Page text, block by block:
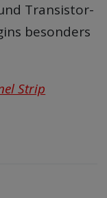
Transistor-
besonders
Strip